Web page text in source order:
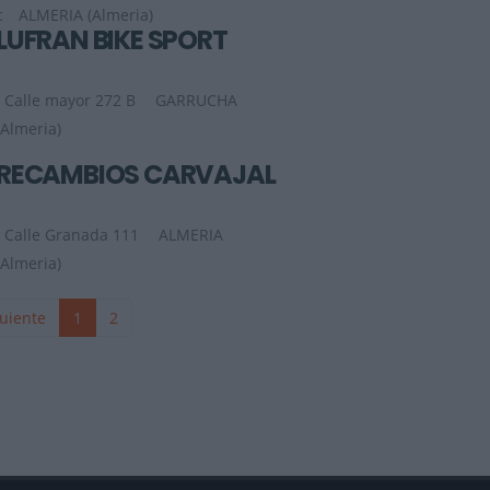
ALMERIA (Almeria)
BIKE SPORT
Calle mayor 272 B
GARRUCHA
CARVAJAL
Calle Granada 111
ALMERIA
1 2